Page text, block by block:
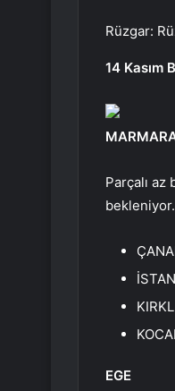
Rüzgar:
14 Kasım
Parçalı
bekleniyor.
EGE